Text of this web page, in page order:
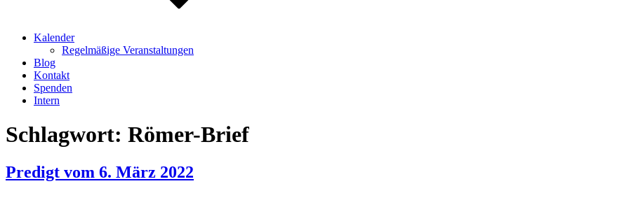
Kalender
Regelmäßige Veranstaltungen
Blog
Kontakt
Spenden
Intern
Schlagwort: Römer-Brief
Predigt vom 6. März 2022